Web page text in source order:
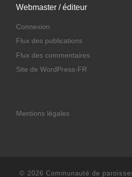
Webmaster / éditeur
Connexion
Flux des publications
Flux des commentaires
Site de WordPress-FR
Mentions légales
© 2026 Communauté de